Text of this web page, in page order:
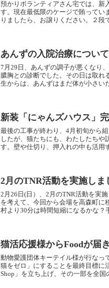
預かりボランティアさん宅では、新
す。現在最低限のケージで賄ってい
りましたら、お譲りください。２段
あんずの入院治療につい
7月29日、あんずの調子が悪くなり
膿胸との診断でした。その日は取れ
生からは、あんずはまだ体が小さい
新装「にゃんズハウス」
最後の工事が終わり、4月初旬から
したが、猫たちにも、わたしたちや
す。壁や仕切り、押入れの中も活用
2月のTNR活動を実施しま
2月26日(日）、2月のTNR活動を実
を考えて、今回から会場を高森町に
村より30分は時間短縮になるかな？
猫活応援様からFoodが届
動物愛護団体キーテイル様が行なっ
猫をゼロ」にすることを最終目標に
Shop」を立ち上げ、その一部を全国